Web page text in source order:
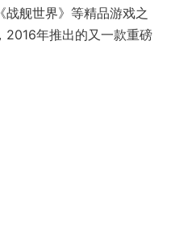
舰世界》等精品游戏之
2016年推出的又一款重磅